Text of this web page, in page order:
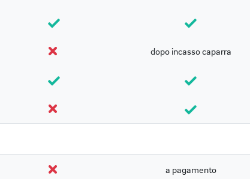
dopo incasso caparra
a pagamento